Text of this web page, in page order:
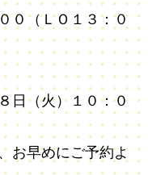
０（ＬＯ１３：０
日（火）１０：０
お早めにご予約よ